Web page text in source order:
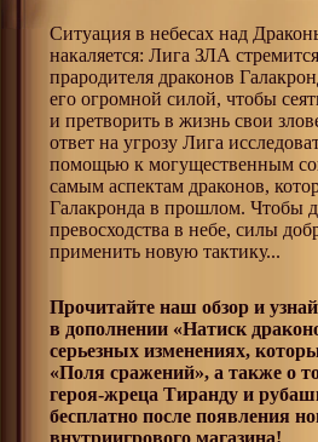
Ситуация в небесах над
накаляется: Лига ЗЛА
прародителя драконов
его огромной силой, чтобы
и претворить в жизнь свои
ответ на угрозу Лига
помощью к могущественным
самым аспектам драконов,
Галакронда в прошлом. Чтобы
превосходства в небе, силы
применить новую тактику...
Прочитайте наш обзор и
в дополнении «Натиск
серьезных изменениях,
«Поля сражений», а также о
героя-жреца Тиранду и
бесплатно после появления